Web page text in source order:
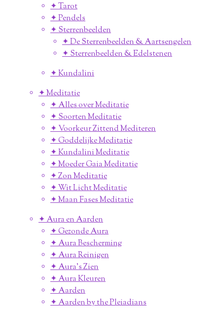
✦ Tarot
✦ Pendels
✦ Sterrenbeelden
✦ De Sterrenbeelden & Aartsengelen
✦ Sterrenbeelden & Edelstenen
✦ Kundalini
✦ Meditatie
✦ Alles over Meditatie
✦ Soorten Meditatie
✦ Voorkeur Zittend Mediteren
✦ Goddelijke Meditatie
✦ Kundalini Meditatie
✦ Moeder Gaia Meditatie
✦ Zon Meditatie
✦ Wit Licht Meditatie
✦ Maan Fases Meditatie
✦ Aura en Aarden
✦ Gezonde Aura
✦ Aura Bescherming
✦ Aura Reinigen
✦ Aura's Zien
✦ Aura Kleuren
✦ Aarden
✦ Aarden by the Pleiadians